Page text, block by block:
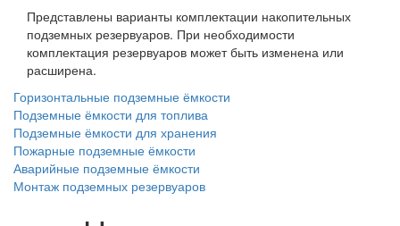
Представлены варианты комплектации накопительных
подземных резервуаров. При необходимости
комплектация резервуаров может быть изменена или
расширена.
Горизонтальные подземные ёмкости
Подземные ёмкости для топлива
Подземные ёмкости для хранения
Пожарные подземные ёмкости
Аварийные подземные ёмкости
Монтаж подземных резервуаров